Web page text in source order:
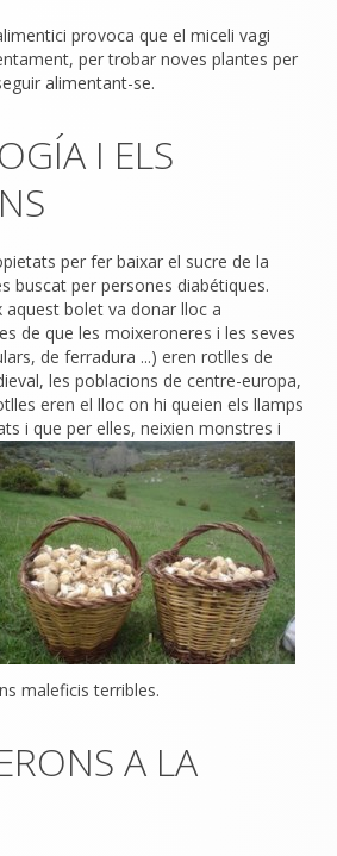
provoca que el miceli vagi
per trobar noves plantes per
alimentant-se.
I ELS
per fer baixar el sucre de la
buscat per persones diabétiques.
bolet va donar lloc a
de que les moixeroneres i les seves
de ferradura ...) eren rotlles de
les poblacions de centre-europa,
eren el lloc on hi queien els llamps
i que per elles, neixien monstres i
maleficis terribles.
A LA